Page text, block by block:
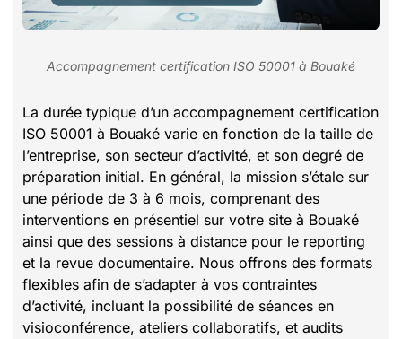
Accompagnement certification ISO 50001 à Bouaké
La durée typique d’un accompagnement certification
ISO 50001 à Bouaké varie en fonction de la taille de
l’entreprise, son secteur d’activité, et son degré de
préparation initial. En général, la mission s’étale sur
une période de 3 à 6 mois, comprenant des
interventions en présentiel sur votre site à Bouaké
ainsi que des sessions à distance pour le reporting
et la revue documentaire. Nous offrons des formats
flexibles afin de s’adapter à vos contraintes
d’activité, incluant la possibilité de séances en
visioconférence, ateliers collaboratifs, et audits